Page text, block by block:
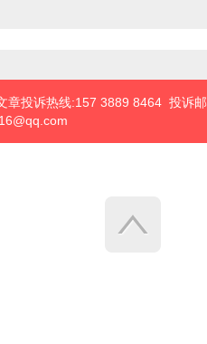
章投诉热线:157 3889 8464 投诉邮